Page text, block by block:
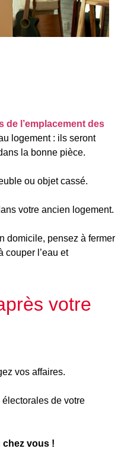
de l’emplacement des
logement : ils seront
la bonne pièce.
ou objet cassé.
votre ancien logement.
domicile, pensez à fermer
couper l’eau et
votre
vos affaires.
électorales de votre
chez vous !